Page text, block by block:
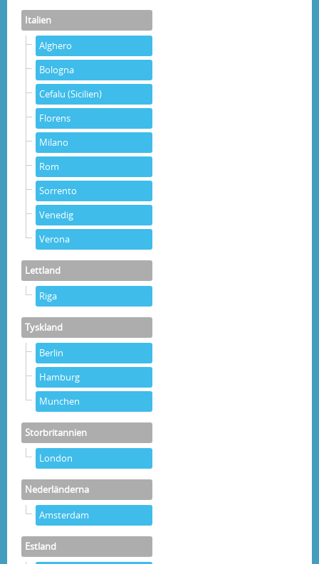
Italien
Alghero
Bologna
Cefalu (Sicilien)
Florens
Milano
Rom
Sorrento
Venedig
Verona
Lettland
Riga
Tyskland
Berlin
Hamburg
Munchen
Storbritannien
London
Nederländerna
Amsterdam
Estland